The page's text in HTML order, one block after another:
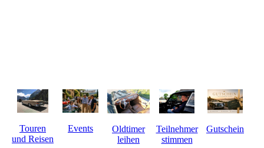
Touren
und Reisen
Events
Oldtimer
leihen
Teilnehmer
stimmen
Gutschein